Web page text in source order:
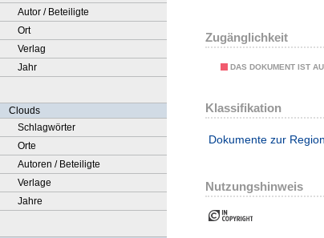
Autor / Beteiligte
Ort
Verlag
Jahr
Clouds
Schlagwörter
Orte
Autoren / Beteiligte
Verlage
Jahre
Zugänglichkeit
DAS DOKUMENT IST
Klassifikation
Dokumente zur Region
Nutzungshinweis